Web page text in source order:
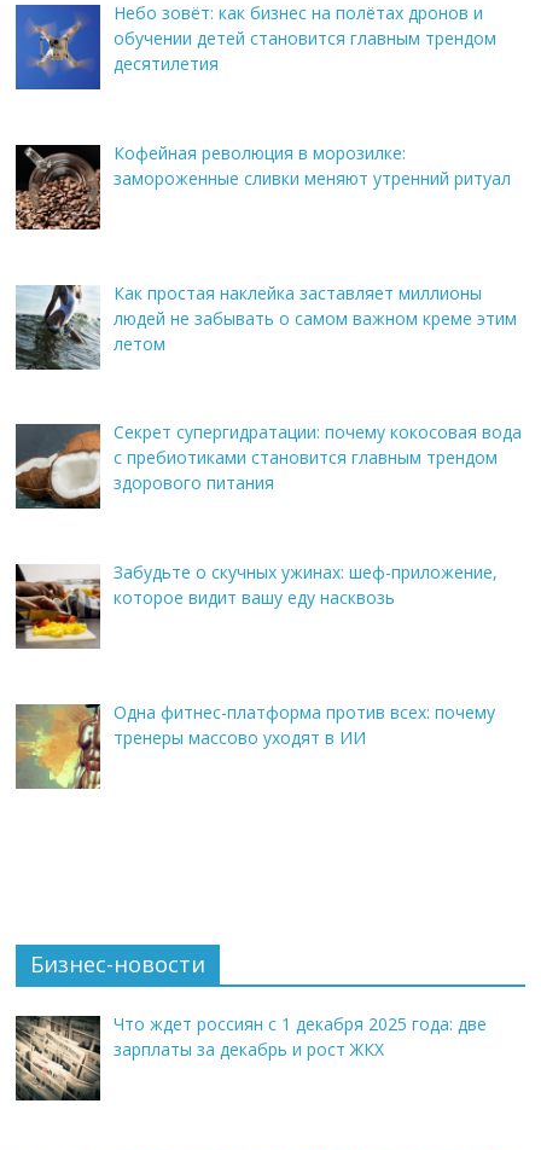
Небо зовёт: как бизнес на полётах дронов и
обучении детей становится главным трендом
десятилетия
Кофейная революция в морозилке:
замороженные сливки меняют утренний ритуал
Как простая наклейка заставляет миллионы
людей не забывать о самом важном креме этим
летом
Секрет супергидратации: почему кокосовая вода
с пребиотиками становится главным трендом
здорового питания
Забудьте о скучных ужинах: шеф-приложение,
которое видит вашу еду насквозь
Одна фитнес-платформа против всех: почему
тренеры массово уходят в ИИ
Бизнес-новости
Что ждет россиян с 1 декабря 2025 года: две
зарплаты за декабрь и рост ЖКХ